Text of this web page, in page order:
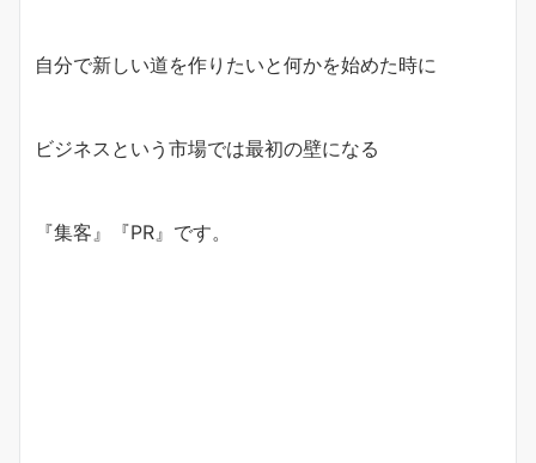
自分で新しい道を作りたいと何かを始めた時に
ビジネスという市場では最初の壁になる
『集客』『PR』です。